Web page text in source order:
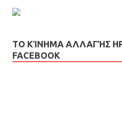
ΤΟ ΚΊΝΗΜΑ ΑΛΛΑΓΉΣ
FACEBOOK